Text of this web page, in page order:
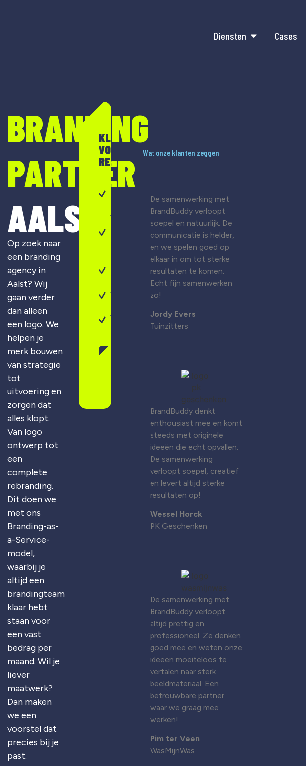
Diensten Cases
BRANDING
PARTNER
AALST
Op zoek naar
een branding
agency in
Aalst? Wij
gaan verder
dan alleen
een logo. We
helpen je
merk bouwen
van strategie
tot
uitvoering en
zorgen dat
alles klopt.
Van logo
ontwerp tot
een
complete
rebranding.
Dit doen we
met ons
Branding-as-
a-Service-
model,
waarbij je
altijd een
brandingteam
klaar hebt
staan voor
een vast
bedrag per
maand. Wil je
liever
maatwerk?
Dan maken
we een
voorstel dat
precies bij je
past.
KLAAR
VOOR
RESULTAAT?
Merkontwikkeling
& strategie
Visuele
identiteit
& design
Sterke
campagnes
Webdesign
Altijd
maatwerk
Wat onze klanten zeggen
De samenwerking met
BrandBuddy verloopt
soepel en natuurlijk. De
communicatie is helder,
en we spelen goed op
elkaar in om tot sterke
resultaten te komen.
Echt fijn samenwerken
zo!
Jordy Evers
Tuinzitters
BrandBuddy denkt
enthousiast mee en komt
steeds met originele
ideeën die echt opvallen.
De samenwerking
verloopt soepel, creatief
en levert altijd sterke
resultaten op!
Wessel Horck
PK Geschenken
De samenwerking met
BrandBuddy verloopt
altijd prettig en
professioneel. Ze denken
goed mee en weten onze
ideeën moeiteloos te
vertalen naar sterk
beeldmateriaal. Een
betrouwbare partner
waar we graag mee
werken!
Pim ter Veen
WasMijnWas